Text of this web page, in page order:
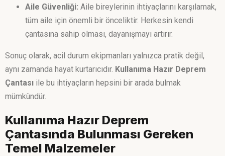
Aile Güvenliği: Aile bireylerinin ihtiyaçlarını karşılamak,
tüm aile için önemli bir önceliktir. Herkesin kendi
çantasına sahip olması, dayanışmayı artırır.
Sonuç olarak, acil durum ekipmanları yalnızca pratik değil,
aynı zamanda hayat kurtarıcıdır. Kullanıma Hazır Deprem
Çantası ile bu ihtiyaçların hepsini bir arada bulmak
mümkündür.
Kullanıma Hazır Deprem
Çantasında Bulunması Gereken
Temel Malzemeler